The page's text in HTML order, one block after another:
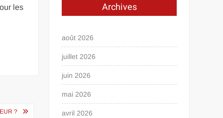
les
?
Archives
août 2026
juillet 2026
juin 2026
mai 2026
avril 2026